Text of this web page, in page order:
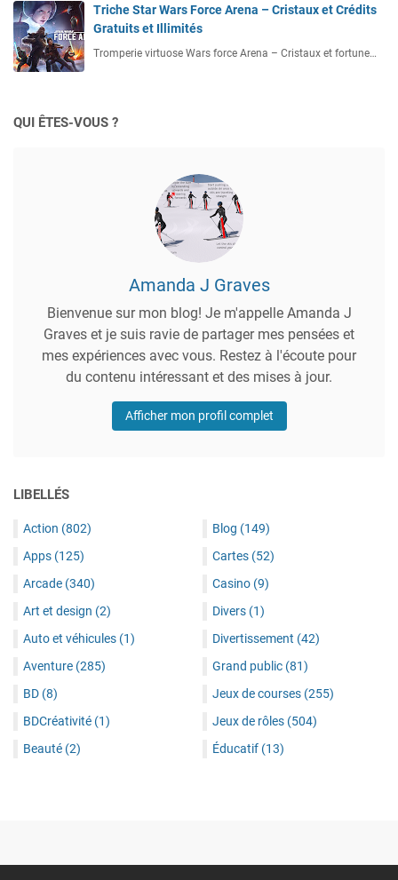
Triche Star Wars Force Arena – Cristaux et Crédits
Gratuits et Illimités
Tromperie virtuose Wars force Arena – Cristaux et fortune…
QUI ÊTES-VOUS ?
Amanda J Graves
Bienvenue sur mon blog! Je m'appelle Amanda J
Graves et je suis ravie de partager mes pensées et
mes expériences avec vous. Restez à l'écoute pour
du contenu intéressant et des mises à jour.
Afficher mon profil complet
LIBELLÉS
Action (802)
Apps (125)
Arcade (340)
Art et design (2)
Auto et véhicules (1)
Aventure (285)
BD (8)
BDCréativité (1)
Beauté (2)
Blog (149)
Cartes (52)
Casino (9)
Divers (1)
Divertissement (42)
Grand public (81)
Jeux de courses (255)
Jeux de rôles (504)
Éducatif (13)